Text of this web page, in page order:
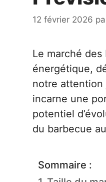
12 février 2026
Le marché
énergétique,
notre attention
incarne une
potentiel
du barbecue
Sommaire :